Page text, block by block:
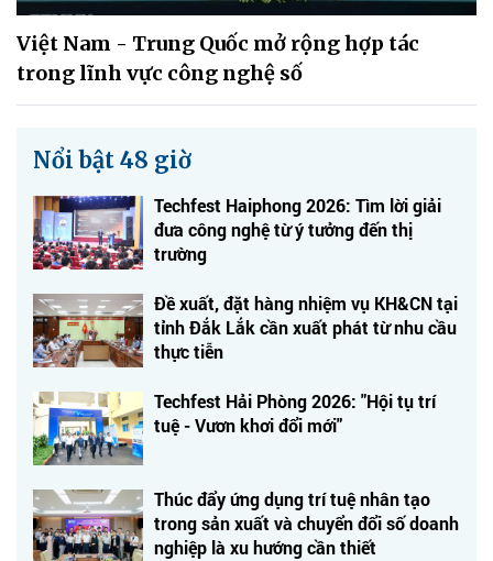
Việt Nam - Trung Quốc mở rộng hợp tác
trong lĩnh vực công nghệ số
Nổi bật 48 giờ
Techfest Haiphong 2026: Tìm lời giải
đưa công nghệ từ ý tưởng đến thị
trường
Đề xuất, đặt hàng nhiệm vụ KH&CN tại
tỉnh Đắk Lắk cần xuất phát từ nhu cầu
thực tiễn
Techfest Hải Phòng 2026: "Hội tụ trí
tuệ - Vươn khơi đổi mới"
Thúc đẩy ứng dụng trí tuệ nhân tạo
trong sản xuất và chuyển đổi số doanh
nghiệp là xu hướng cần thiết